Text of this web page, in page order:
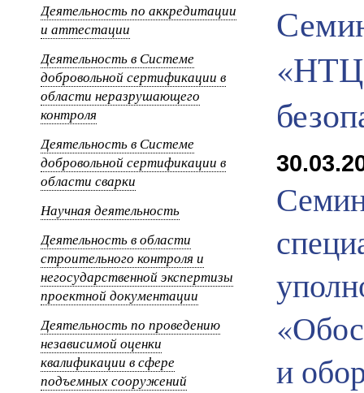
Деятельность по аккредитации
и аттестации
Деятельность в Системе
добровольной сертификации в
области неразрушающего
контроля
Деятельность в Системе
добровольной сертификации в
области сварки
Научная деятельность
Деятельность в области
строительного контроля и
негосударственной экспертизы
проектной документации
Деятельность по проведению
независимой оценки
квалификации в сфере
подъемных сооружений
и